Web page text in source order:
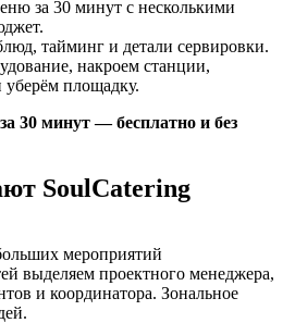
за 30 минут с несколькими
тайминг и детали сервировки.
накроем станции,
площадку.
30 минут — бесплатно и без
SoulCatering
мероприятий
выделяем проектного менеджера,
и координатора. Зональное